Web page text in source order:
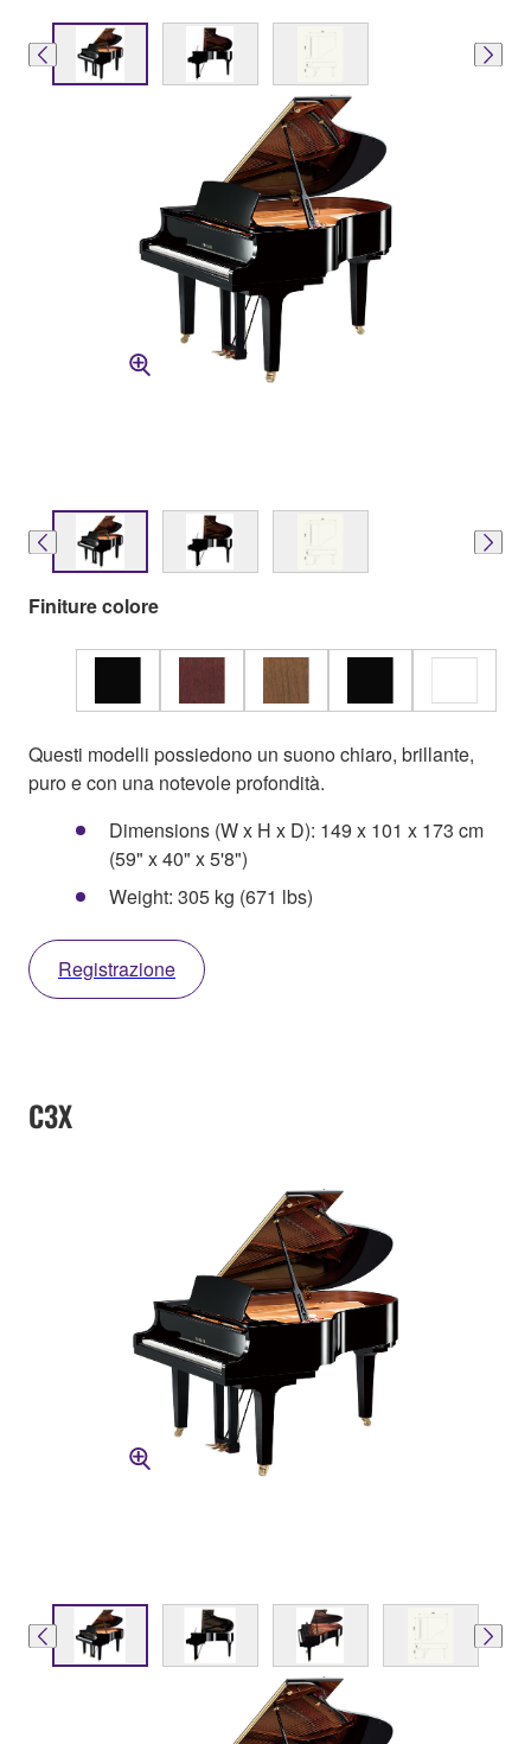
Finiture colore
Questi modelli possiedono un suono chiaro, brillante,
puro e con una notevole profondità.
Dimensions (W x H x D): 149 x 101 x 173 cm
(59" x 40" x 5'8")
Weight: 305 kg (671 lbs)
Registrazione
C3X